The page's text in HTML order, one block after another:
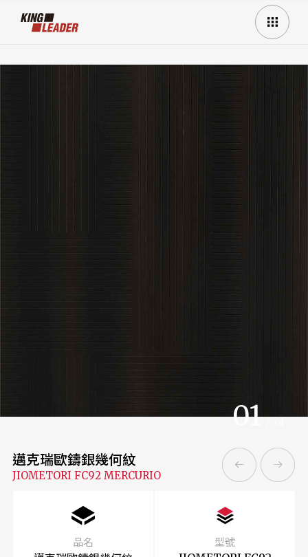
邁克瑞歐鑄銀幾何紋
JIOMETORI FC92 MERCURIO
品名 型號
01